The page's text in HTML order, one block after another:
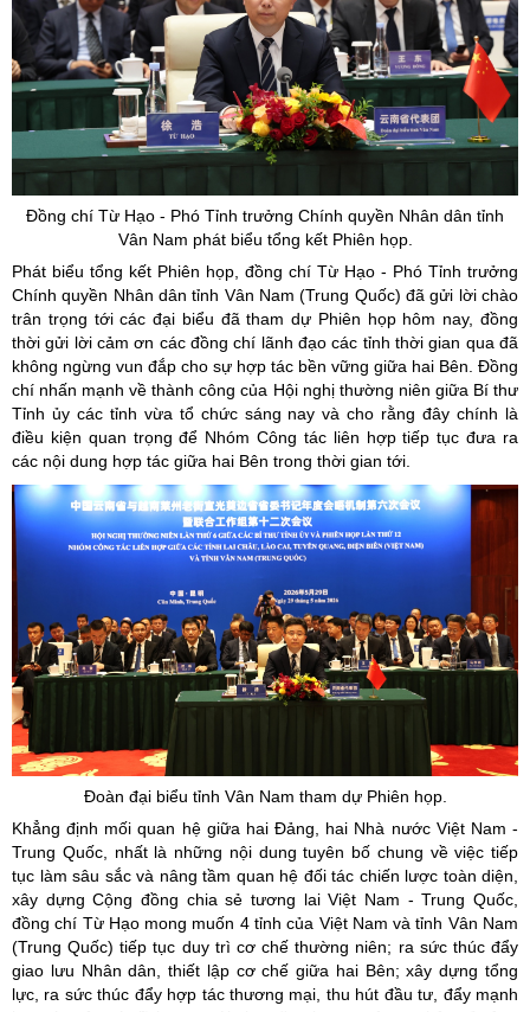
Đồng chí Từ Hạo - Phó Tỉnh trưởng Chính quyền Nhân dân tỉnh
Vân Nam phát biểu tổng kết Phiên họp.
Phát biểu tổng kết Phiên họp, đồng chí Từ Hạo - Phó Tỉnh trưởng
Chính quyền Nhân dân tỉnh Vân Nam (Trung Quốc) đã gửi lời chào
trân trọng tới các đại biểu đã tham dự Phiên họp hôm nay, đồng
thời gửi lời cảm ơn các đồng chí lãnh đạo các tỉnh thời gian qua đã
không ngừng vun đắp cho sự hợp tác bền vững giữa hai Bên. Đồng
chí nhấn mạnh về thành công của Hội nghị thường niên giữa Bí thư
Tỉnh ủy các tỉnh vừa tổ chức sáng nay và cho rằng đây chính là
điều kiện quan trọng để Nhóm Công tác liên hợp tiếp tục đưa ra
các nội dung hợp tác giữa hai Bên trong thời gian tới.
Đoàn đại biểu tỉnh Vân Nam tham dự Phiên họp.
Khẳng định mối quan hệ giữa hai Đảng, hai Nhà nước Việt Nam -
Trung Quốc, nhất là những nội dung tuyên bố chung về việc tiếp
tục làm sâu sắc và nâng tầm quan hệ đối tác chiến lược toàn diện,
xây dựng Cộng đồng chia sẻ tương lai Việt Nam - Trung Quốc,
đồng chí Từ Hạo mong muốn 4 tỉnh của Việt Nam và tỉnh Vân Nam
(Trung Quốc) tiếp tục duy trì cơ chế thường niên; ra sức thúc đẩy
giao lưu Nhân dân, thiết lập cơ chế giữa hai Bên; xây dựng tổng
lực, ra sức thúc đẩy hợp tác thương mại, thu hút đầu tư, đẩy mạnh